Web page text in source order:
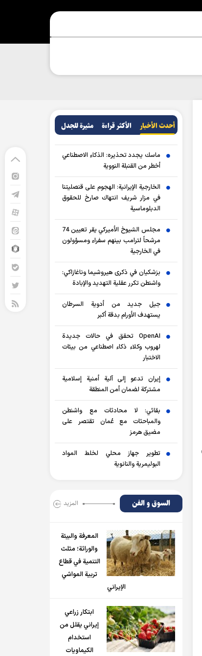
أحدث الأخبار الأکثر قراءة مثيرة للجدل
ماسك يجدد تحذيره: الذكاء الاصطناعي
أخطر من القنبلة النووية
الخارجية الإيرانية: الهجوم على قنصليتنا
في مزار شريف انتهاك صارخ للحقوق
الدبلوماسية
مجلس الشيوخ الأميركي يقر تعيين 74
مرشحاً لترامب بينهم سفراء ومسؤولون
في الخارجية
بزشكيان في ذكرى هيروشيما وناغازاكي:
واشنطن تكرر عقلية التهديد والإبادة
جيل جديد من أدوية السرطان
يستهدف الأورام بدقة أكبر
OpenAI تحقق في حالات جديدة
لهروب وكلاء ذكاء اصطناعي من بيئات
الاختبار
إيران تدعو إلى آلية أمنية إسلامية
مشتركة لضمان أمن المنطقة
بقائي: لا محادثات مع واشنطن
والمباحثات مع عُمان تقتصر على
مضيق هرمز
تطوير جهاز محلي لخلط المواد
البوليمرية والنانوية
السوق و الفن المزید
المعرفة والبيئة
والوراثة؛ مثلث
التنمية في قطاع
تربية المواشي
الإيراني
ابتكار زراعي
إيراني يقلل من
استخدام
الكيماويات